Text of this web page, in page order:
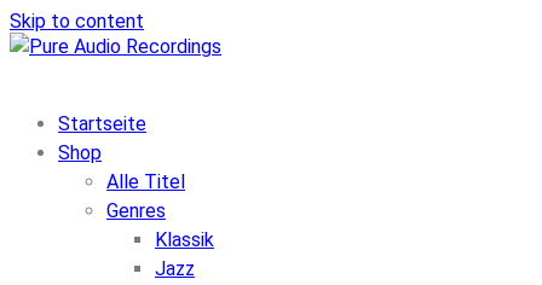
Skip to content
Startseite
Shop
Alle Titel
Genres
Klassik
Jazz